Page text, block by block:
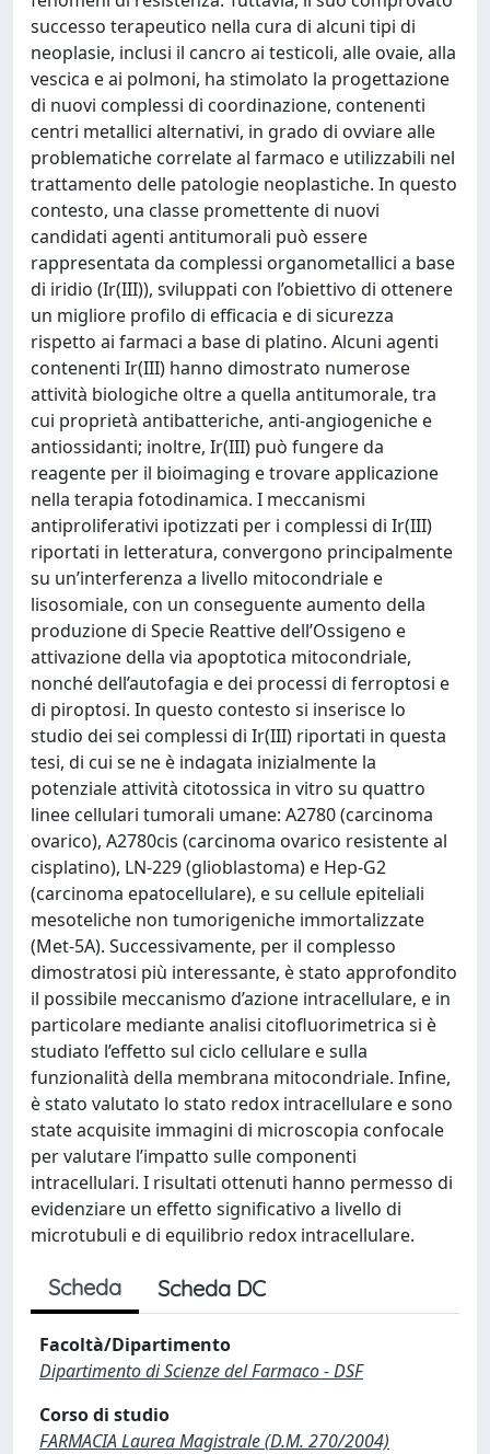
successo terapeutico nella cura di alcuni tipi di
neoplasie, inclusi il cancro ai testicoli, alle ovaie, alla
vescica e ai polmoni, ha stimolato la progettazione
di nuovi complessi di coordinazione, contenenti
centri metallici alternativi, in grado di ovviare alle
problematiche correlate al farmaco e utilizzabili nel
trattamento delle patologie neoplastiche. In questo
contesto, una classe promettente di nuovi
candidati agenti antitumorali può essere
rappresentata da complessi organometallici a base
di iridio (Ir(III)), sviluppati con l’obiettivo di ottenere
un migliore profilo di efficacia e di sicurezza
rispetto ai farmaci a base di platino. Alcuni agenti
contenenti Ir(III) hanno dimostrato numerose
attività biologiche oltre a quella antitumorale, tra
cui proprietà antibatteriche, anti-angiogeniche e
antiossidanti; inoltre, Ir(III) può fungere da
reagente per il bioimaging e trovare applicazione
nella terapia fotodinamica. I meccanismi
antiproliferativi ipotizzati per i complessi di Ir(III)
riportati in letteratura, convergono principalmente
su un’interferenza a livello mitocondriale e
lisosomiale, con un conseguente aumento della
produzione di Specie Reattive dell’Ossigeno e
attivazione della via apoptotica mitocondriale,
nonché dell’autofagia e dei processi di ferroptosi e
di piroptosi. In questo contesto si inserisce lo
studio dei sei complessi di Ir(III) riportati in questa
tesi, di cui se ne è indagata inizialmente la
potenziale attività citotossica in vitro su quattro
linee cellulari tumorali umane: A2780 (carcinoma
ovarico), A2780cis (carcinoma ovarico resistente al
cisplatino), LN-229 (glioblastoma) e Hep-G2
(carcinoma epatocellulare), e su cellule epiteliali
mesoteliche non tumorigeniche immortalizzate
(Met-5A). Successivamente, per il complesso
dimostratosi più interessante, è stato approfondito
il possibile meccanismo d’azione intracellulare, e in
particolare mediante analisi citofluorimetrica si è
studiato l’effetto sul ciclo cellulare e sulla
funzionalità della membrana mitocondriale. Infine,
è stato valutato lo stato redox intracellulare e sono
state acquisite immagini di microscopia confocale
per valutare l’impatto sulle componenti
intracellulari. I risultati ottenuti hanno permesso di
evidenziare un effetto significativo a livello di
microtubuli e di equilibrio redox intracellulare.
Scheda Scheda DC
Facoltà/Dipartimento
Dipartimento di Scienze del Farmaco - DSF
Corso di studio
FARMACIA Laurea Magistrale (D.M. 270/2004)